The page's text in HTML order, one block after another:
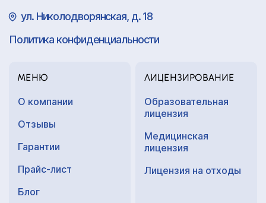
ул. Николодворянская, д. 18
Политика конфиденциальности
МЕНЮ
О компании
Отзывы
Гарантии
Прайс-лист
Блог
ЛИЦЕНЗИРОВАНИЕ
Образовательная
лицензия
Медицинская
лицензия
Лицензия на отходы